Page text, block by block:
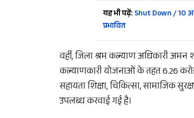
यह भी पढ़ें: Shut Down / 10
प्रभावित
वहीं, जिला श्रम कल्याण अधिकारी अमन
कल्याणकारी योजनाओं के तहत 6.26
सहायता शिक्षा, चिकित्सा, सामाजिक
उपलब्ध करवाई गई है।